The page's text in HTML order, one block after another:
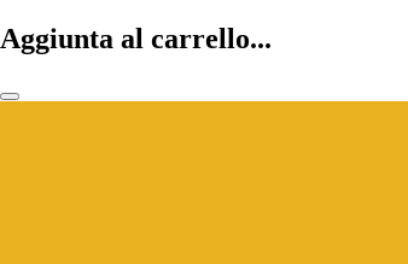
Aggiunta al carrello...